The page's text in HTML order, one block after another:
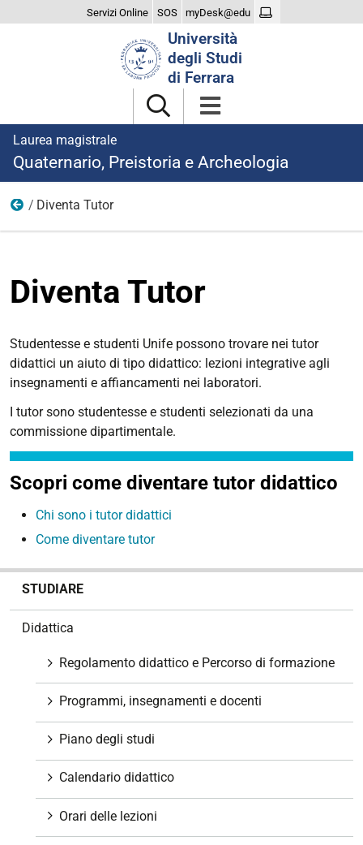
Servizi Online SOS myDesk@edu
Università
degli Studi
di Ferrara
Laurea magistrale
Quaternario, Preistoria e Archeologia
Didattica
Diventa Tutor
Diventa Tutor
Studentesse e studenti Unife possono trovare nei tutor
didattici un aiuto di tipo didattico: lezioni integrative agli
insegnamenti e affiancamenti nei laboratori.
I tutor sono studentesse e studenti selezionati da una
commissione dipartimentale.
Scopri come diventare tutor didattico
Chi sono i tutor didattici
Come diventare tutor
STUDIARE
Didattica
Regolamento didattico e Percorso di formazione
Programmi, insegnamenti e docenti
Piano degli studi
Calendario didattico
Orari delle lezioni